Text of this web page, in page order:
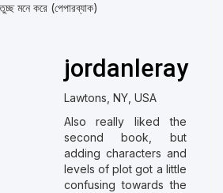
মনে করে (পেপারব্যাক)
jordanleray
Lawtons, NY, USA
Also really liked the
second book, but
adding characters and
levels of plot got a little
confusing towards the